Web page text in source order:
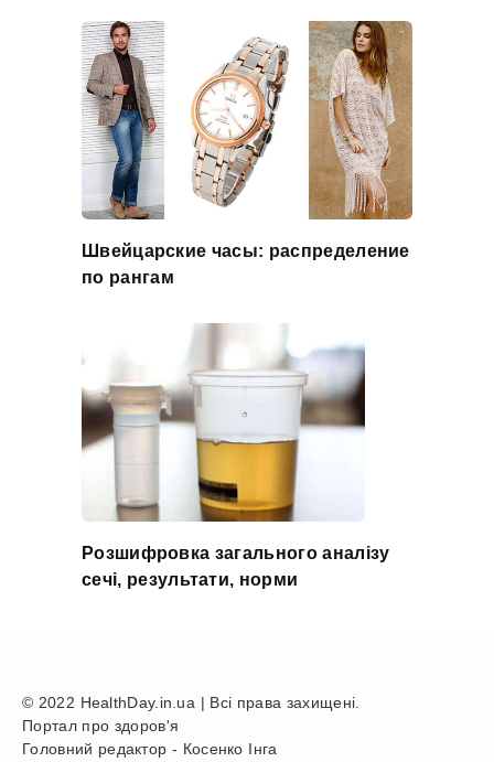
Швейцарские часы: распределение
по рангам
Розшифровка загального аналізу
сечі, результати, норми
© 2022 HealthDay.in.ua | Всі права захищені.
Портал про здоров'я
Головний редактор - Косенко Інга